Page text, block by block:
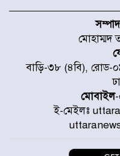
৫৩
৭
শঙ্কা
মোহাম্মদ
বাড়ি-৩৮ (৪বি), রোড-
মোবাইল
ই-মেইলঃ